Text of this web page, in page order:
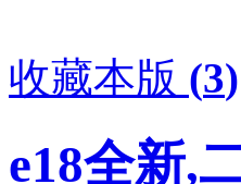
收藏本版 (3)
e18全新,